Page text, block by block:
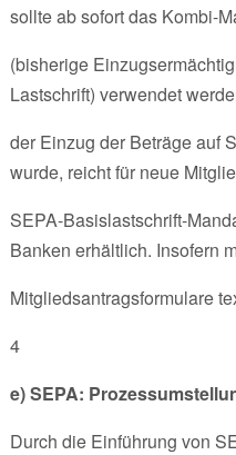
sollte ab sofort das Kombi-
(bisherige
Lastschrift) verwendet
der Einzug der Beträge auf
wurde, reicht für neue
SEPA-Basislastschrift-
Banken erhältlich. Insofern
Mitgliedsantragsformulare
4
e) SEPA:
Durch die Einführung von